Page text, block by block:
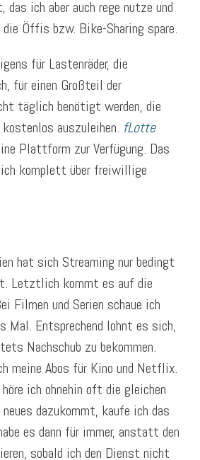
das ich aber auch rege nutze und
die Öffis bzw. Bike-Sharing spare.
für Lastenräder, die
für einen Großteil der
täglich benötigt werden, die
auszuleihen. fLotte
Plattform zur Verfügung. Das
komplett über freiwillige
hat sich Streaming nur bedingt
Letztlich kommt es auf die
Filmen und Serien schaue ich
Mal. Entsprechend lohnt es sich,
Nachschub zu bekommen.
meine Abos für Kino und Netflix.
ich ohnehin oft die gleichen
dazukommt, kaufe ich das
es dann für immer, anstatt den
sobald ich den Dienst nicht